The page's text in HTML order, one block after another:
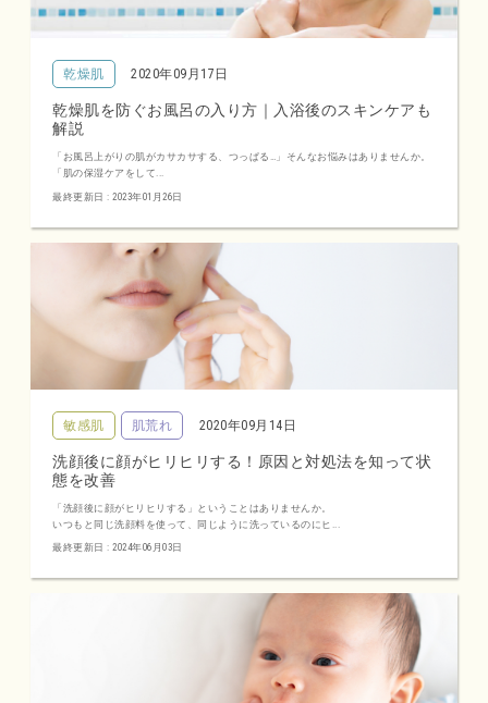
乾燥肌 2020年09月17日
乾燥肌を防ぐお風呂の入り方｜入浴後のスキンケアも
解説
「お風呂上がりの肌がカサカサする、つっぱる…」そんなお悩みはありませんか。
「肌の保湿ケアをして...
最終更新日 : 2023年01月26日
敏感肌 肌荒れ 2020年09月14日
洗顔後に顔がヒリヒリする！原因と対処法を知って状
態を改善
「洗顔後に顔がヒリヒリする」ということはありませんか。
いつもと同じ洗顔料を使って、同じように洗っているのにヒ...
最終更新日 : 2024年06月03日